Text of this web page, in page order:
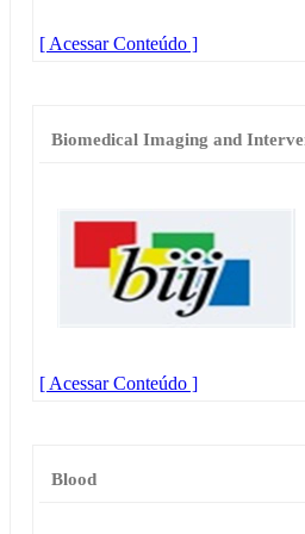
[ Acessar Conteúdo ]
Biomedical Imaging and
[ Acessar Conteúdo ]
Blood